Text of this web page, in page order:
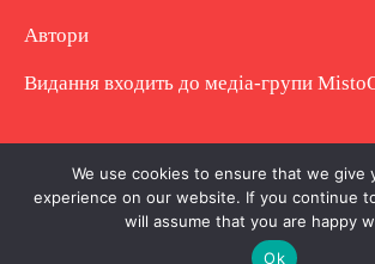
Автори
Видання входить до медіа-групи
Copyright © Повне використання
заборонено. Частково можна з
We use cookies to ensure that we give
experience on our website. If you continue
will assume that you are happy
Ok